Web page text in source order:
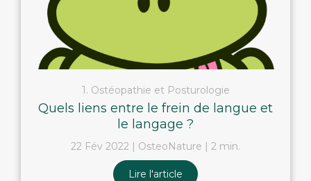
1. Ostéopathie et Posturologie
Quels liens entre le frein de langue et
le langage ?
22 Fév 2022 OsteoNature 2 min.
Lire l'article